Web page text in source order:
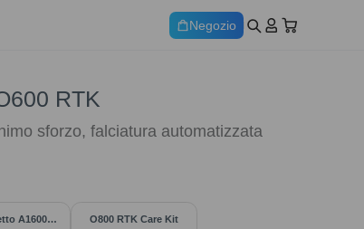
Negozio
RTK
sforzo, falciatura automatizzata
A1600 O800 RTK Care Kit